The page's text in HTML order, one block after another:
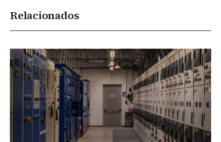
Relacionados